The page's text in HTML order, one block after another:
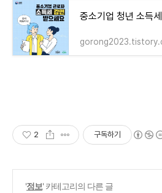
중소기업 청년 소득
2 구독하기
'정보' 카테고리의 다른 글